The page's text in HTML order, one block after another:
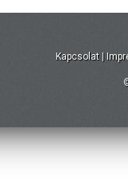
Kapcsolat |